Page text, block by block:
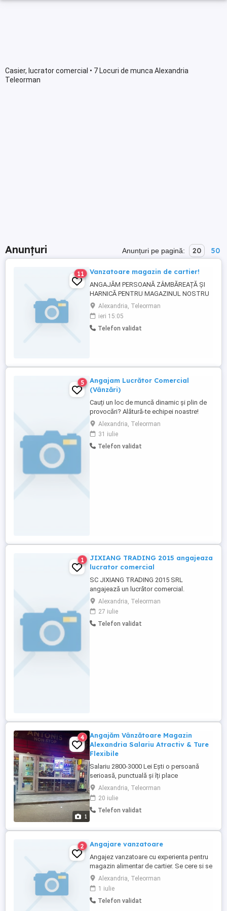
Casier, lucrator comercial • 7 Locuri de munca Alexandria
Teleorman
Anunțuri Anunțuri pe pagină: 20 50
11 Vanzatoare magazin de cartier!
ANGAJĂM PERSOANĂ ZÂMBĂREAȚĂ ȘI
HARNICĂ PENTRU MAGAZINUL NOSTRU
DE CARTIER DIN ALEXANDRIA! Ești o
persoană comunicativă, serioasă și îți
place să lucrezi cu oamenii? Magazinul
nostru alimentar din Alexandria
Alexandria, Teleorman
ieri 15:05
Telefon validat
5
Angajam Lucrător Comercial
(Vânzări)
Cauți un loc de muncă dinamic și plin de
provocări? Alătură-te echipei noastre!
Post: Lucrător Comercial (Vânzări)
Locație: Alexandria, Teleorman , nr. 202
Program: Full-time, 8 ore și 30 de minute
pe zi Dacă ești o persoană dinamică,
Alexandria, Teleorman
31 iulie
Telefon validat
1
JIXIANG TRADING 2015 angajeaza
lucrator comercial
SC JIXIANG TRADING 2015 SRL
angajează un lucrător comercial.
Experiența nu este necesară dar constituie
un avantaj. CV-urile se trimit pe adresa de
mail.
Alexandria, Teleorman
27 iulie
Telefon validat
1
4
Angajăm Vânzătoare Magazin
Alexandria Salariu Atractiv & Ture
Flexibile
Salariu 2800-3000 Lei Ești o persoană
serioasă, punctuală și îți place
interacțiunea cu oamenii? Te așteptăm în
echipa noastră! Un magazin de tip Non-
Stop modern și bine poziționat pe Strada
București din Alexandria își extinde echipa
postul de Vânzător Vânzătoare.Ce ...
Alexandria, Teleorman
20 iulie
Telefon validat
2 Angajare vanzatoare
Angajez vanzatoare cu experienta pentru
magazin alimentar de cartier. Se cere si se
ofera seriozitate.Mai multe detalii la
telefon.
Alexandria, Teleorman
1 iulie
Telefon validat